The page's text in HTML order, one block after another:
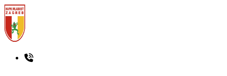
Skip
to
content
#teammladost